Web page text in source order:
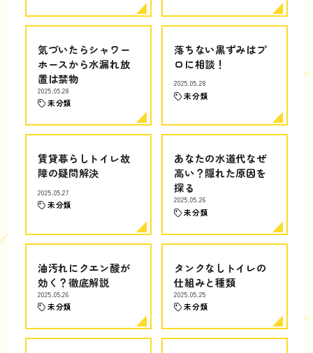
気づいたらシャワー
ホースから水漏れ放
置は禁物
2025.05.28
未分類
落ちない黒ずみはプ
ロに相談！
2025.05.28
未分類
賃貸暮らしトイレ故
障の疑問解決
2025.05.27
未分類
あなたの水道代なぜ
高い？隠れた原因を
探る
2025.05.26
未分類
油汚れにクエン酸が
効く？徹底解説
2025.05.26
未分類
タンクなしトイレの
仕組みと種類
2025.05.25
未分類